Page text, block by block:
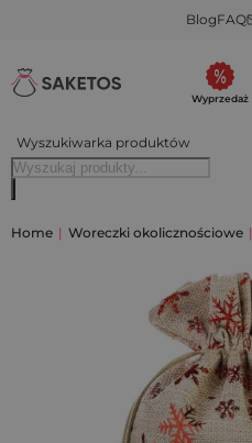
BlogFAQ
Wyszukiwarka produktów
Wyprzedaż
Home | Woreczki okolicznościowe |